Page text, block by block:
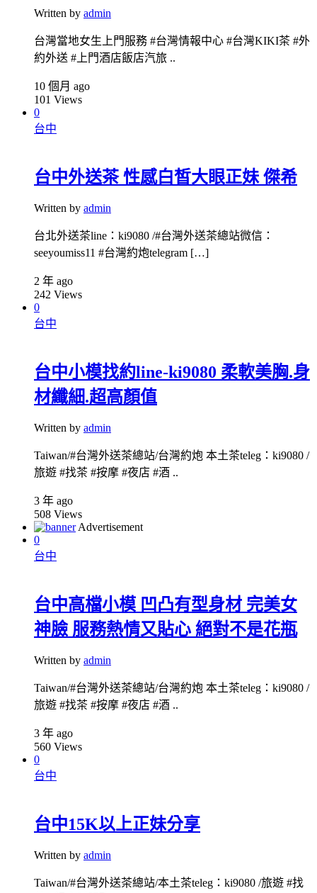
Written by admin
台灣當地女生上門服務 #台灣情報中心 #台灣KIKI茶 #外
約外送 #上門酒店飯店汽旅 ..
10 個月 ago
101 Views
0
台中
台中外送茶 性感白皙大眼正妹 傑希
Written by admin
台北外送茶line：ki9080 /#台灣外送茶總站微信：
seeyoumiss11 #台灣約炮telegram […]
2 年 ago
242 Views
0
台中
台中小模找約line-ki9080 柔軟美胸.身
材纖細.超高顏值
Written by admin
Taiwan/#台灣外送茶總站/台灣約炮 本土茶teleg：ki9080 /
旅遊 #找茶 #按摩 #夜店 #酒 ..
3 年 ago
508 Views
Advertisement
0
台中
台中高檔小模 凹凸有型身材 完美女
神臉 服務熱情又貼心 絕對不是花瓶
Written by admin
Taiwan/#台灣外送茶總站/台灣約炮 本土茶teleg：ki9080 /
旅遊 #找茶 #按摩 #夜店 #酒 ..
3 年 ago
560 Views
0
台中
台中15K以上正妹分享
Written by admin
Taiwan/#台灣外送茶總站/本土茶teleg：ki9080 /旅遊 #找